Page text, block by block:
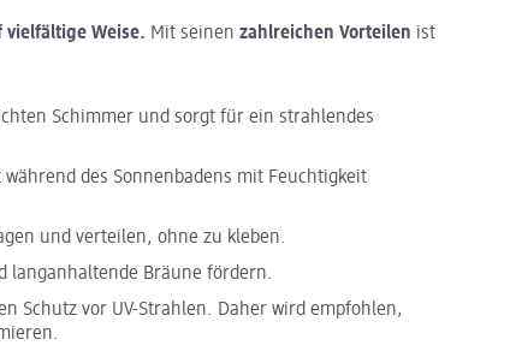
vielfältige Weise. Mit seinen zahlreichen Vorteilen ist
Schimmer und sorgt für ein strahlendes
des Sonnenbadens mit Feuchtigkeit
und verteilen, ohne zu kleben.
langanhaltende Bräune fördern.
Schutz vor UV-Strahlen. Daher wird empfohlen,